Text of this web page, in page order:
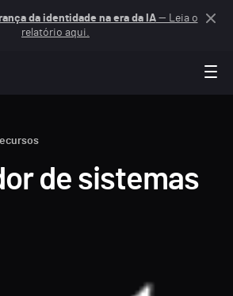
da identidade na era da IA— Leia o
relatório aqui.
de sistemas